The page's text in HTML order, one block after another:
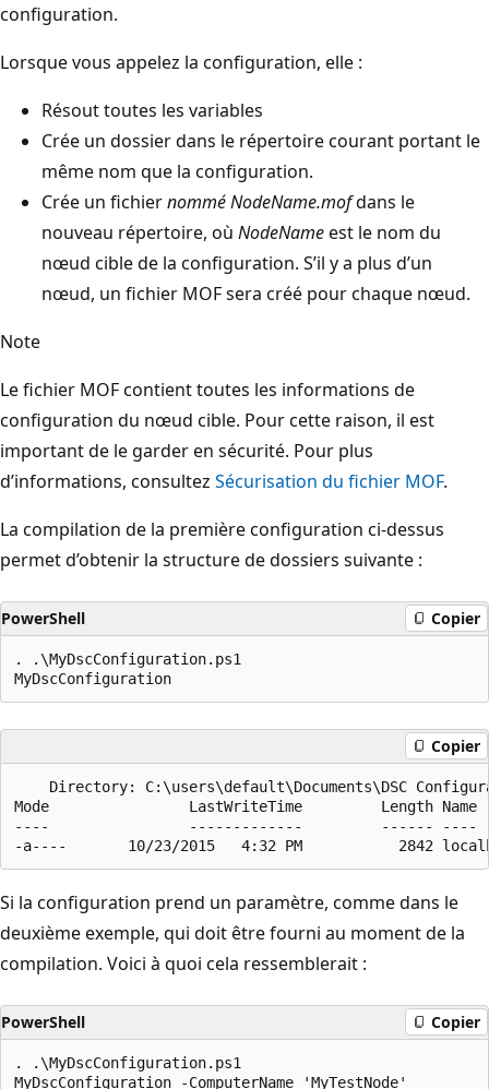
configuration.
Lorsque vous appelez la configuration, elle :
Résout toutes les variables
Crée un dossier dans le répertoire courant portant le
même nom que la configuration.
Crée un fichiernommé NodeName.mofdans le
nouveau répertoire, où NodeNameest le nom du
nœud cible de la configuration. S’il y a plus d’un
nœud, un fichier MOF sera créé pour chaque nœud.
Note
Le fichier MOF contient toutes les informations de
configuration du nœud cible. Pour cette raison, il est
important de le garder en sécurité. Pour plus
d’informations, consultez Sécurisation du fichier MOF.
La compilation de la première configuration ci-dessus
permet d’obtenir la structure de dossiers suivante :
PowerShell Copier
. .\MyDscConfiguration.ps1
Copier
Directory: C:\users\default\Documents\DSC
Mode                LastWriteTime         Length Name
----                -------------         ------ ----
Si la configuration prend un paramètre, comme dans le
deuxième exemple, qui doit être fourni au moment de la
compilation. Voici à quoi cela ressemblerait :
PowerShell Copier
. .\MyDscConfiguration.ps1